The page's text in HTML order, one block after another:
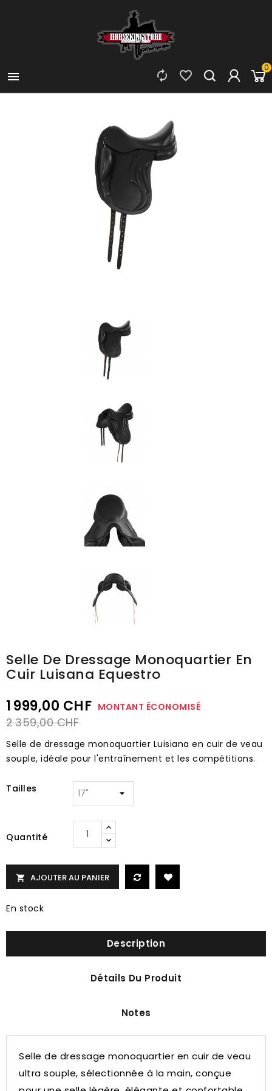

0


Selle De Dressage Monoquartier En
Cuir Luisana Equestro
1 999,00 CHF MONTANT ÉCONOMISÉ
2 359,00 CHF
Selle de dressage monoquartier Luisiana en cuir de veau
souple, idéale pour l'entraînement et les compétitions.
Tailles
Quantité
 AJOUTER AU PANIER
En stock
Description
Détails Du Produit
Notes
Selle de dressage monoquartier en cuir de veau
ultra souple, sélectionnée à la main, conçue